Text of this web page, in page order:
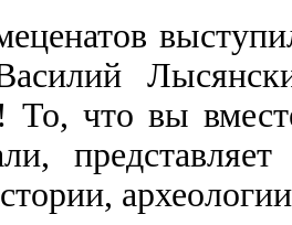
То, что вы